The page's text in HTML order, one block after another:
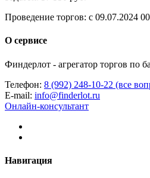
Проведение торгов: с 09.07.2024
О сервисе
Финдерлот - агрегатор торгов по
Телефон: 8 (992) 248-10-22 (все
E-mail: info@finderlot.ru
Онлайн-консультант
Навигация